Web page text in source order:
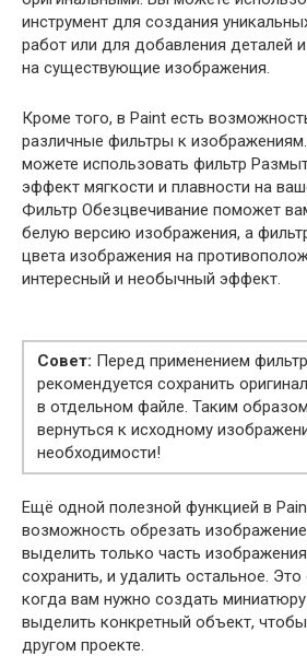
инструмент для создания
работ или для добавления деталей
на существующие изображения.
Кроме того, в Paint есть
различные фильтры к
можете использовать фильтр
эффект мягкости и плавности на
Фильтр Обезцвечивание поможет
белую версию изображения, а
цвета изображения на
интересный и необычный эффект.
Совет: Перед применением
рекомендуется сохранить
в отдельном файле. Таким
вернуться к исходному
необходимости!
Ещё одной полезной функцией в
возможность обрезать
выделить только часть
сохранить, и удалить остальное.
когда вам нужно создать
выделить конкретный объект,
другом проекте.